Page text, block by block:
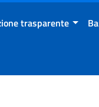
trasparente